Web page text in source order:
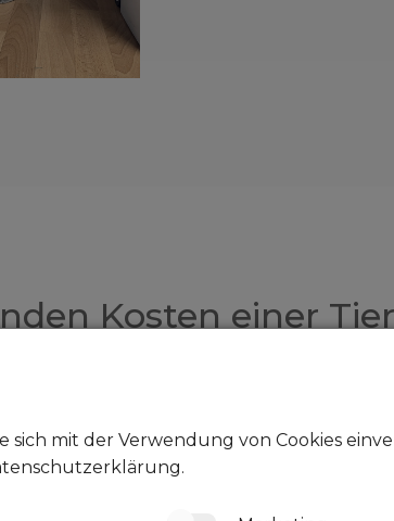
Kosten einer
wiederkehrenden Kosten für
mit der Verwendung von Cookies